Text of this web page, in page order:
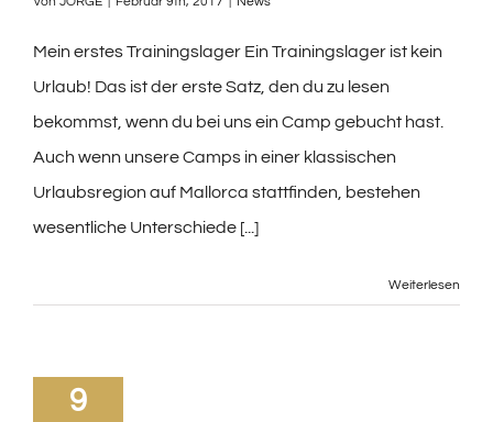
Mein erstes Trainingslager Ein Trainingslager ist kein
Urlaub! Das ist der erste Satz, den du zu lesen
bekommst, wenn du bei uns ein Camp gebucht hast.
Auch wenn unsere Camps in einer klassischen
Urlaubsregion auf Mallorca stattfinden, bestehen
wesentliche Unterschiede [...]
Weiterlesen
9